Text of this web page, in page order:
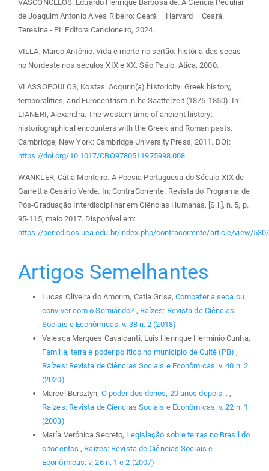
VASCONCELOS. Eduardo Henrique Barbosa de. A Ciência Peculiar
de Joaquim Antonio Alves Ribeiro: Ceará – Harvard – Ceará.
Teresina - PI: Editora Cancioneiro, 2024.
VILLA, Marco Antônio. Vida e morte no sertão: história das secas
no Nordeste nos séculos XIX e XX. São Paulo: Ática, 2000.
VLASSOPOULOS, Kostas. Acqurin(a) historicity: Greek history,
temporalities, and Eurocentrism in he Saattelzeit (1875-1850). In:
LIANERI, Alexandra. The western time of ancient history:
historiographical encounters with the Greek and Roman pasts.
Cambridge; New York: Cambridge University Press, 2011. DOI:
https://doi.org/10.1017/CBO9780511975998.008
WANKLER, Cátia Monteiro. A Poesia Portuguesa do Século XIX de
Garrett a Cesário Verde. In: ContraCorrente: Revista do Programa de
Pós-Graduação Interdisciplinar em Ciências Humanas, [S.l.], n. 5, p.
95-115, maio 2017. Disponível em:
https://periodicos.uea.edu.br/index.php/contracorrente/article/view/
Artigos Semelhantes
Lucas Oliveira do Amorim, Catia Grisa, Combater a seca ou
conviver com o Semiárido? , Raízes: Revista de Ciências
Sociais e Econômicas: v. 38 n. 2 (2018)
Valesca Marques Cavalcanti, Luis Henrique Hermínio Cunha,
Família, terra e poder político no munícipio de Cuité (PB) ,
Raízes: Revista de Ciências Sociais e Econômicas: v. 40 n. 2
(2020)
Marcel Bursztyn, O poder dos donos, 20 anos depois...,
Raízes: Revista de Ciências Sociais e Econômicas: v. 22 n. 1
(2003)
María Verónica Secreto, Legislação sobre terras no Brasil do
oitocentos, Raízes: Revista de Ciências Sociais e
Econômicas: v. 26 n. 1 e 2 (2007)